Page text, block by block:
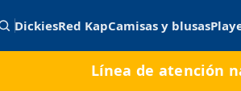
DickiesRed KapCamisas y blusas
Línea de atención